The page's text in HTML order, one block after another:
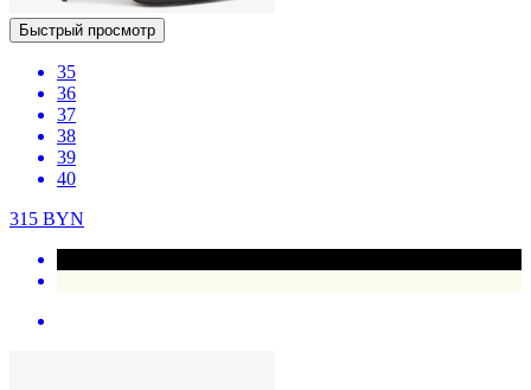
Быстрый просмотр
35
36
37
38
39
40
315 BYN